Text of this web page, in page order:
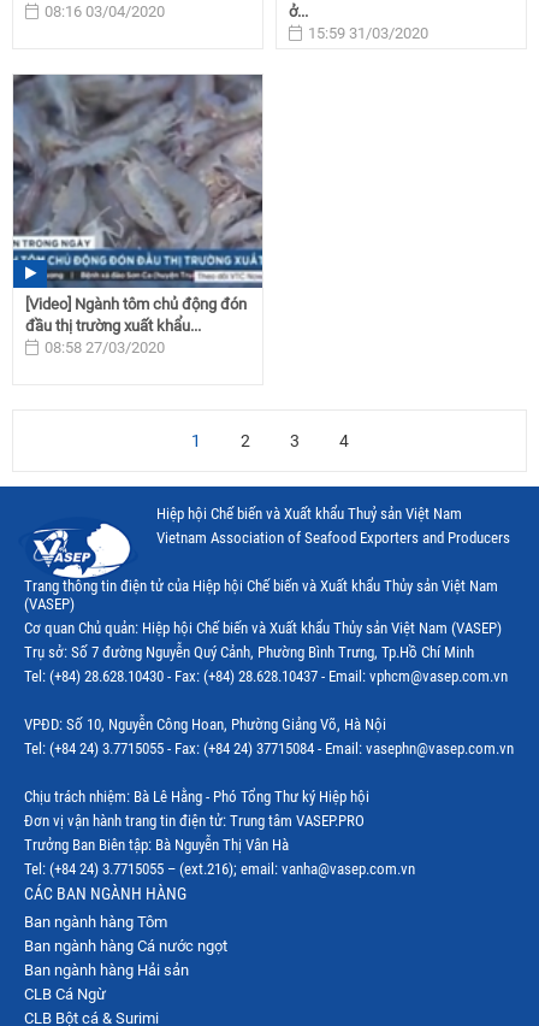
08:16 03/04/2020
ở...
15:59 31/03/2020
[Video] Ngành tôm chủ động đón
đầu thị trường xuất khẩu...
08:58 27/03/2020
1 2 3 4
Hiệp hội Chế biến và Xuất khẩu Thuỷ sản Việt Nam
Vietnam Association of Seafood Exporters and Producers
Trang thông tin điện tử của Hiệp hội Chế biến và Xuất khẩu Thủy sản Việt Nam
(VASEP)
Cơ quan Chủ quản: Hiệp hội Chế biến và Xuất khẩu Thủy sản Việt Nam (VASEP)
Trụ sở: Số 7 đường Nguyễn Quý Cảnh, Phường Bình Trưng, Tp.Hồ Chí Minh
Tel: (+84) 28.628.10430 - Fax: (+84) 28.628.10437 - Email: vphcm@vasep.com.vn
VPĐD: Số 10, Nguyễn Công Hoan, Phường Giảng Võ, Hà Nội
Tel: (+84 24) 3.7715055 - Fax: (+84 24) 37715084 - Email: vasephn@vasep.com.vn
Chịu trách nhiệm: Bà Lê Hằng - Phó Tổng Thư ký Hiệp hội
Đơn vị vận hành trang tin điện tử: Trung tâm VASEP.PRO
Trưởng Ban Biên tập: Bà Nguyễn Thị Vân Hà
Tel: (+84 24) 3.7715055 – (ext.216); email: vanha@vasep.com.vn
CÁC BAN NGÀNH HÀNG
Ban ngành hàng Tôm
Ban ngành hàng Cá nước ngọt
Ban ngành hàng Hải sản
CLB Cá Ngừ
CLB Bột cá & Surimi